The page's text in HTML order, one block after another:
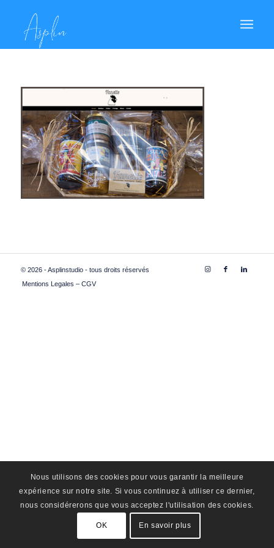
© 2026 - Asplinstudio - tous droits réservés
Mentions Legales – CGV
Nous utilisons des cookies pour vous garantir la meilleure
expérience sur notre site. Si vous continuez à utiliser ce dernier,
nous considérerons que vous acceptez l'utilisation des cookies.
OK En savoir plus